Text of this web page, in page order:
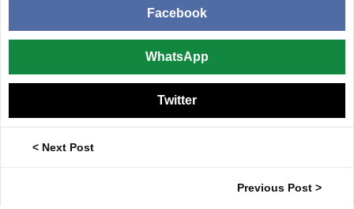
Facebook
WhatsApp
Twitter
< Next Post
Previous Post >